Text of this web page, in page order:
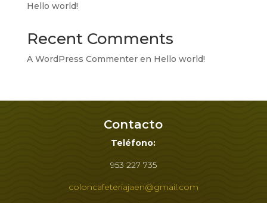
Hello world!
Recent Comments
A WordPress Commenteren Hello world!
Contacto
Teléfono:
953 227 735
coloncafeteriajaen@gmail.com